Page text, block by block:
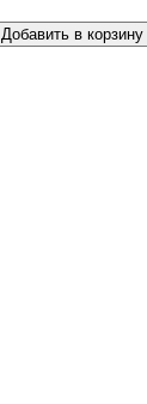
Добавить в корзину